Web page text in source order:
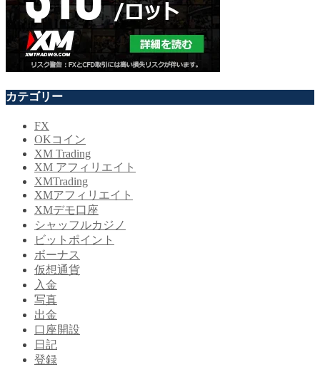
カテゴリー
FX
OKコイン
XM Trading
XM アフィリエイト
XMTrading
XMアフィリエイト
XMデモ口座
シャッフルカジノ
ビットポイント
ボーナス
仮想通貨
入金
写真
出金
口座開設
日記
登録